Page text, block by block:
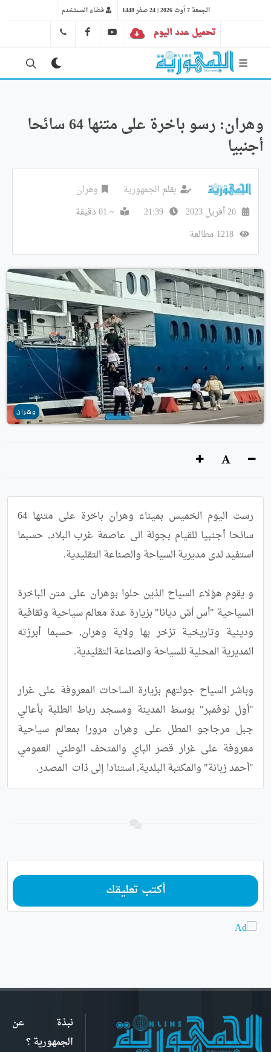
الجمعة 7 أوت 2026 | 24 صفر 1448 فضاء المستخدم
تحميل عدد اليوم YT
FB
وهران: رسو باخرة على متنها 64 سائحا
أجنبيا
بقلم الجمهورية
وهران
~ 01 دقيقة
وهران
وباشر السياح جولتهم بزيارة الساحات المعروفة على غرار
"أحمد زبانة" والمكتبة البلدية, استنادا إلى ذات  المصدر.
أكتب تعليقك
نبذة عن
الجمهورية ؟